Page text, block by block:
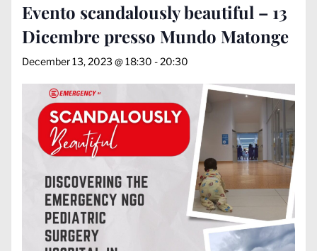
Evento scandalously beautiful – 13
Dicembre presso Mundo Matonge
December 13, 2023 @ 18:30 -20:30